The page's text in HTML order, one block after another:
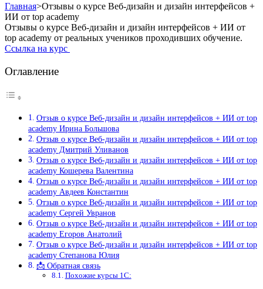
Главная>Отзывы о курсе Веб-дизайн и дизайн интерфейсов +
ИИ от top academy
Отзывы о курсе Веб-дизайн и дизайн интерфейсов + ИИ от
top academy от реальных учеников проходивших обучение.
Ссылка на курс
Оглавление
Отзыв о курсе Веб-дизайн и дизайн интерфейсов + ИИ от top
academy Ирина Большова
Отзыв о курсе Веб-дизайн и дизайн интерфейсов + ИИ от top
academy Дмитрий Уливанов
Отзыв о курсе Веб-дизайн и дизайн интерфейсов + ИИ от top
academy Кошерева Валентина
Отзыв о курсе Веб-дизайн и дизайн интерфейсов + ИИ от top
academy Авдеев Константин
Отзыв о курсе Веб-дизайн и дизайн интерфейсов + ИИ от top
academy Сергей Увранов
Отзыв о курсе Веб-дизайн и дизайн интерфейсов + ИИ от top
academy Егоров Анатолий
Отзыв о курсе Веб-дизайн и дизайн интерфейсов + ИИ от top
academy Степанова Юлия
📩 Обратная связь
Похожие курсы 1С: